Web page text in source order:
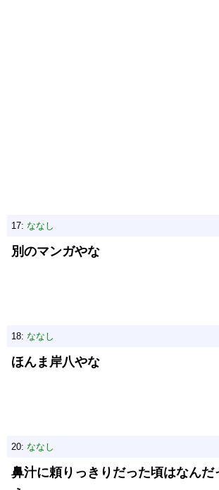
17: ななし
別のマンガやな
18: ななし
ほんま岸八やな
20: ななし
鼻汁に頼りっきりだった頃はなんだ